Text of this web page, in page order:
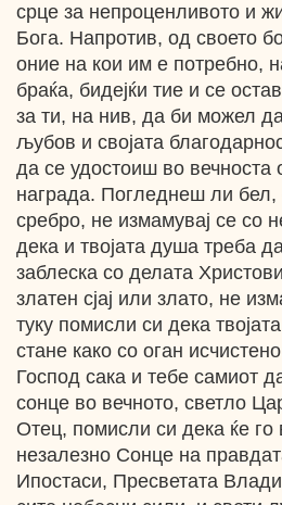
срце за непроценливото и
Бога. Напротив, од своето
оние на кои им е потребно,
браќа, бидејќи тие и се
за ти, на нив, да би можел
љубов и својата
да се удостоиш во
награда. Погледнеш ли бел,
сребро, не измамувај се со
дека и твојата душа треба
заблеска со делата
златен сјај или злато, не
туку помисли си дека
стане како со оган
Господ сака и тебе самиот
сонце во вечното, светло
Отец, помисли си дека ќе го
незалезно Сонце на
Ипостаси, Пресветата